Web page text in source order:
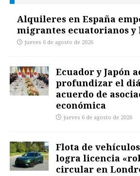
Alquileres en España
migrantes ecuatorianos y
jueves 6 de agosto de 2026
Ecuador y Japón
profundizar el
acuerdo de
económica
jueves 6 de agosto de 2026
Flota de
logra licencia
circular en